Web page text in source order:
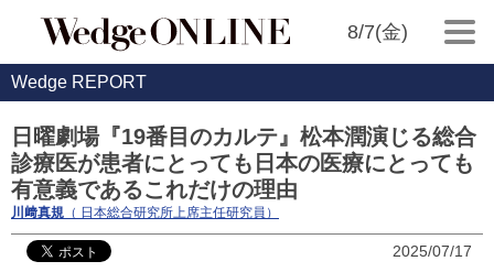
8/7(金)
Wedge REPORT
日曜劇場『19番目のカルテ』松本潤演じる総合
診療医が患者にとっても日本の医療にとっても
有意義であるこれだけの理由
川﨑真規 （ 日本総合研究所上席主任研究員）
2025/07/17